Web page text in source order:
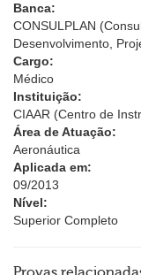
Banca:
CONSULPLAN
Desenvolvimento,
Cargo:
Médico
Instituição:
CIAAR (Centro de
Área de Atuação:
Aeronáutica
Aplicada em:
09/2013
Nível:
Superior Completo